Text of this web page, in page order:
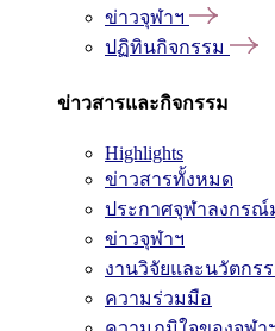
ข่าวจุฬาฯ
ปฏิทินกิจกรรม
ข่าวสารและกิจกรรม
Highlights
ข่าวสารทั้งหมด
ประกาศจุฬาลงกรณ์
ข่าวจุฬาฯ
งานวิจัยและนวัตกร
ความร่วมมือ